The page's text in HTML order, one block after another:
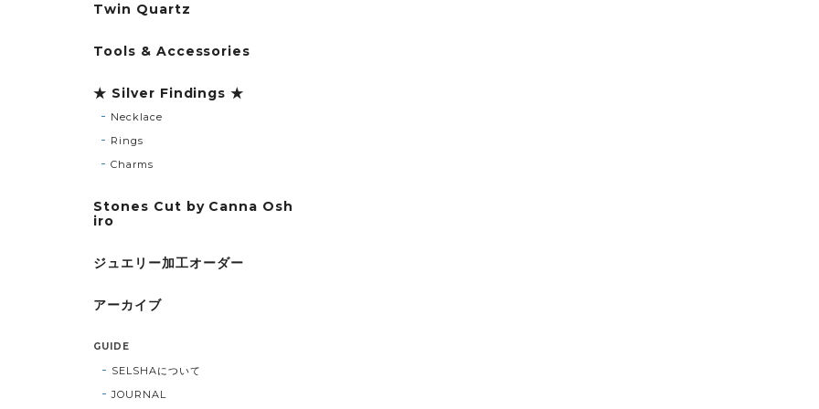
Twin Quartz
Tools & Accessories
★ Silver Findings ★
Necklace
Rings
Charms
Stones Cut by Canna Osh
iro
ジュエリー加工オーダー
アーカイブ
GUIDE
SELSHAについて
JOURNAL